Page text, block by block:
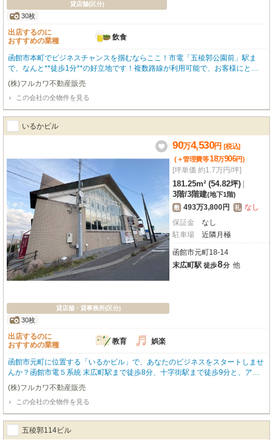
貸店舗(区分)
30枚
出店するのに
おすすめの業種
飲食
函館市本町でビジネスチャンスを掴むならここ！市電「五稜郭公園前」駅ま
で、なんと**徒歩1分**の好立地です！複数路線が利用可能で、お客様にとっ
ても従業員様にとってもアクセスは大変良好。周辺にはショッピングセンター
「シエスタハコダテ」や飲食店、ドラッグストアなどが多数立ち並ぶ賑やかな
エリアで、安定した集客が見込めます。広々とした専有面積290㎡（約87.7
坪）の2階部分。鉄筋コンクリート造で堅牢な建物にはエレベーターも完備し
ており、お客様もスムーズにご来店いただけます。重飲食を含む飲食全般に対
応可能！ビルトインエアコン、照明器具、ガス・給排水設備といった充実の設
備が揃っており、開店準備もスムーズに進められます。函館の中心地で新たな
一歩を踏み出しませんか？ぜひ一度現地をご覧ください！
(株)フルカワ不動産販売
この会社の全物件を見る
いるかビル
貸店舗・貸事務所(区分)
30枚
90万4,530円 [税込]
(＋管理費等18万906円)
[坪単価 約1.7万円/坪]
181.25m² (54.82坪)
3階/3階建(地下1階)
敷 493万3,800円 礼 なし
保証金
なし
駐車場
近隣月極
函館市元町18-14
末広町駅 徒歩8分 他
出店するのに
おすすめの業種
教育 娯楽
函館市元町に位置する「いるかビル」で、あなたのビジネスをスタートしませ
んか？函館市電５系統 末広町駅まで徒歩8分、十字街駅まで徒歩9分と、アク
セスしやすい立地です。歴史と文化が息づく元町エリアは、観光客も多く訪
れ、多様なビジネスチャンスが期待できます。この貸店舗・貸事務所は3階部
分、専有面積54.82m²。鉄筋コンクリート・鉄骨造のしっかりとした建物で
す。室内にはビルトインエアコン、照明器具、給排水設備が整っており、快適
な環境を提供します。さらに、防音室も備わっており、教育・スクール事業や
アミューズメント関連の店舗にもおすすめです。共用駐車場もございますの
(株)フルカワ不動産販売
この会社の全物件を見る
五稜郭114ビル